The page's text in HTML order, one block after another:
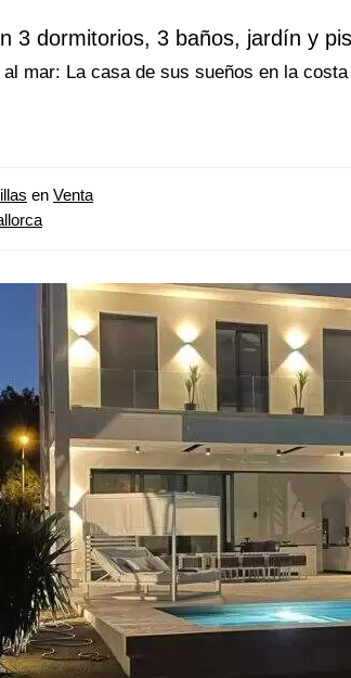
3 dormitorios, 3 baños, jardín y
mar: La casa de sus sueños en la
en Venta